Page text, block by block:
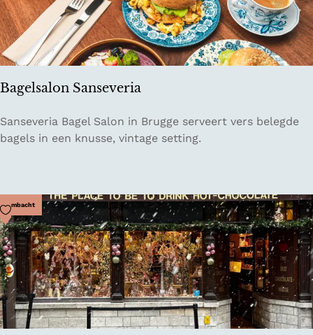
e
n
w
i
k
l
H
s
e
o
f
T
a
s
t
e
Bagelsalon Sanseveria
B
a
s
a
l
o
n
S
a
n
Sanseveria Bagel Salon in Brugge serveert vers belegde
bagels in een knusse, vintage setting.
Ambacht
Voeg toe als favoriet